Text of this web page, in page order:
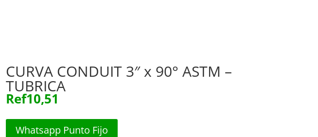
CURVA CONDUIT 3″ x 90° ASTM –
TUBRICA
Ref10,51
Whatsapp Punto Fijo